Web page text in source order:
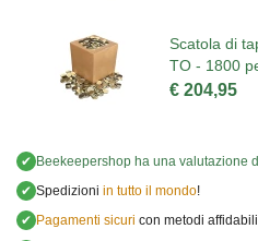
Scatola di
TO - 1800
€ 204,95
✔ Beekeepershop ha una valutazione
✔ Spedizioni in tutto il mondo!
✔ Pagamenti sicuri con metodi